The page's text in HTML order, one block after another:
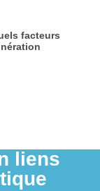
facteurs
liens